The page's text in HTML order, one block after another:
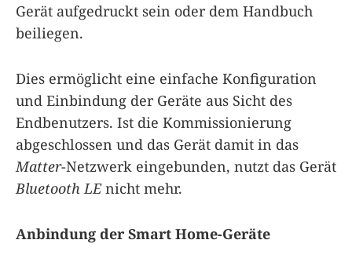
Gerät aufgedruckt sein oder dem Handbuch
beiliegen.
Dies ermöglicht eine einfache Konfiguration
und Einbindung der Geräte aus Sicht des
Endbenutzers. Ist die Kommissionierung
abgeschlossen und das Gerät damit in das
Matter-Netzwerk eingebunden, nutzt das Gerät
Bluetooth LEnicht mehr.
Anbindung der Smart Home-Geräte